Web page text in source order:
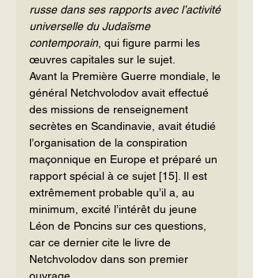
russe dans ses rapports avec l’activité
universelle du Judaïsme
contemporain, qui figure parmi les
œuvres capitales sur le sujet.
Avant la Première Guerre mondiale, le
général Netchvolodov avait effectué
des missions de renseignement
secrètes en Scandinavie, avait étudié
l’organisation de la conspiration
maçonnique en Europe et préparé un
rapport spécial à ce sujet [15] . Il est
extrêmement probable qu’il a, au
minimum, excité l’intérêt du jeune
Léon de Poncins sur ces questions,
car ce dernier cite le livre de
Netchvolodov dans son premier
ouvrage.